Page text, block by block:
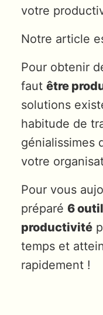
votre
Notre article
Pour obtenir
faut être
solutions
habitude de
génialissimes
votre
Pour vous
préparé 6
productivité
temps et
rapidement !